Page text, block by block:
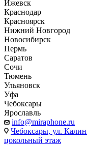
Ижевск
Краснодар
Красноярск
Нижний Новгород
Новосибирск
Пермь
Саратов
Сочи
Тюмень
Ульяновск
Уфа
Чебоксары
Ярославль
info@miraphone.ru
Чебоксары, ул.
цокольный этаж